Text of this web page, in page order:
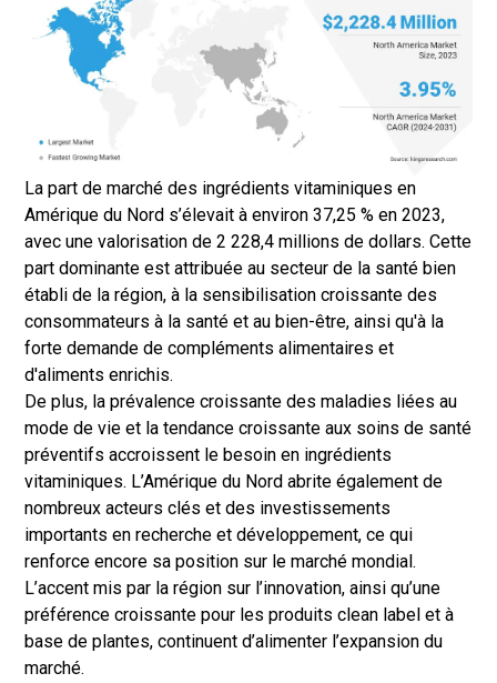
La part de marché des ingrédients vitaminiques en
Amérique du Nord s’élevait à environ 37,25 % en 2023,
avec une valorisation de 2 228,4 millions de dollars. Cette
part dominante est attribuée au secteur de la santé bien
établi de la région, à la sensibilisation croissante des
consommateurs à la santé et au bien-être, ainsi qu'à la
forte demande de compléments alimentaires et
d'aliments enrichis.
De plus, la prévalence croissante des maladies liées au
mode de vie et la tendance croissante aux soins de santé
préventifs accroissent le besoin en ingrédients
vitaminiques. L’Amérique du Nord abrite également de
nombreux acteurs clés et des investissements
importants en recherche et développement, ce qui
renforce encore sa position sur le marché mondial.
L’accent mis par la région sur l’innovation, ainsi qu’une
préférence croissante pour les produits clean label et à
base de plantes, continuent d’alimenter l’expansion du
marché.